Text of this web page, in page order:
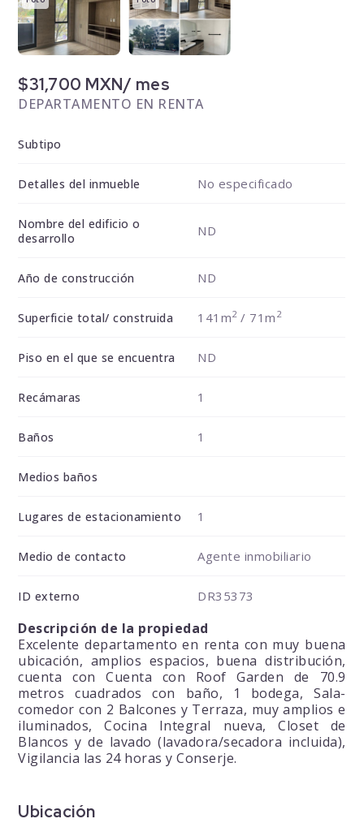
$31,700 MXN/ mes
DEPARTAMENTO EN RENTA
Subtipo
Detalles del inmueble No especificado
Nombre del edificio o
desarrollo
ND
Año de construcción ND
Superficie total/ construida 141m2/ 71m 2
Piso en el que se encuentra ND
Recámaras 1
Baños 1
Medios baños
Lugares de estacionamiento 1
Medio de contacto Agente inmobiliario
ID externo DR35373
Descripción de la propiedad
Excelente departamento en renta con muy buena
ubicación, amplios espacios, buena distribución,
cuenta con Cuenta con Roof Garden de 70.9
metros cuadrados con baño, 1 bodega, Sala-
comedor con 2 Balcones y Terraza, muy amplios e
iluminados, Cocina Integral nueva, Closet de
Blancos y de lavado (lavadora/secadora incluida),
Vigilancia las 24 horas y Conserje.
Ubicación